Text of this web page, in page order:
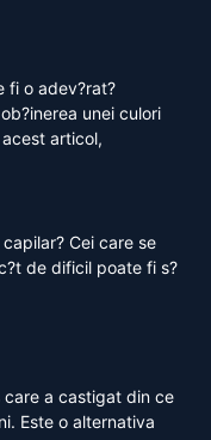
fi o adev?rat?
unei culori
articol,
Cei care se
de dificil poate fi s?
care a castigat din ce
Este o alternativa